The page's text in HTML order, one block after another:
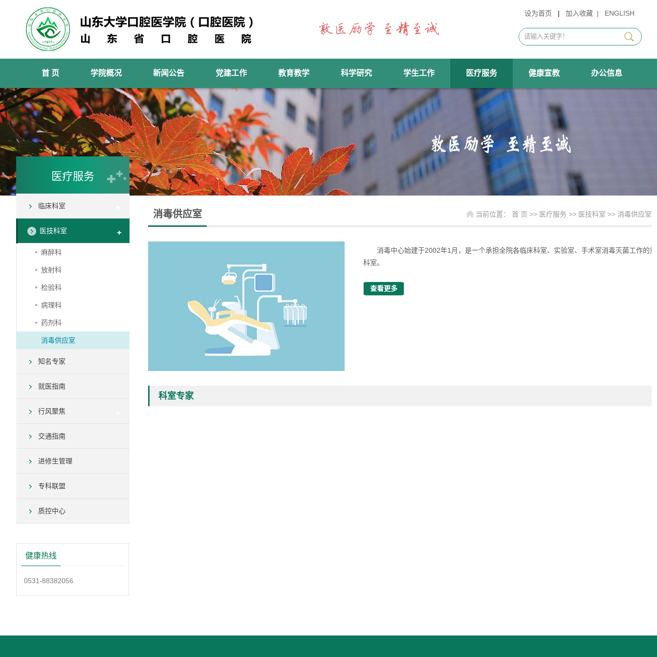
设为首页 | 加入收藏 | ENGLISH
首 页 学院概况 新闻公告 党建工作 教育教学 科学研究 学生工作 医疗服务 健康宣教 办公信息
医疗服务
临床科室
医技科室
麻醉科
放射科
检验科
病理科
药剂科
消毒供应室
知名专家
就医指南
行风聚焦
交通指南
进修生管理
专科联盟
质控中心
健康热线
0531-88382056
消毒供应室 当前位置： 首 页 >> 医疗服务 >> 医技科室 >> 消毒供应室
消毒中心始建于2002年1月，是一个承担全院各临床科室、实验室、手术室消毒灭菌工作的
科室。
查看更多
科室专家